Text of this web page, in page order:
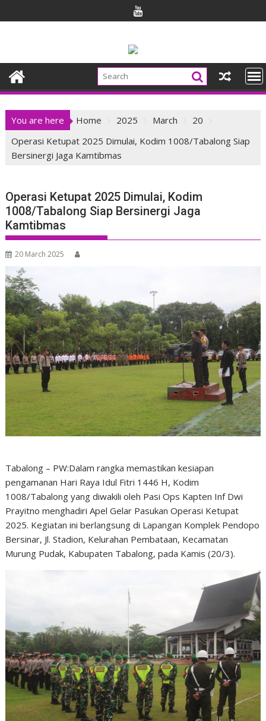
to
You are here Home 2025 March
20
Operasi Ketupat 2025 Dimulai, Kodim 1008/Tabalong Siap
Bersinergi Jaga Kamtibmas
Operasi Ketupat 2025 Dimulai, Kodim
1008/Tabalong Siap Bersinergi Jaga
Kamtibmas
20 March 2025
Tabalong – PW:Dalam rangka memastikan kesiapan
pengamanan Hari Raya Idul Fitri 1446 H, Kodim
1008/Tabalong yang diwakili oleh Pasi Ops Kapten Inf Dwi
Prayitno menghadiri Apel Gelar Pasukan Operasi Ketupat
2025. Kegiatan ini berlangsung di Lapangan Komplek Pendopo
Bersinar, Jl. Stadion, Kelurahan Pembataan, Kecamatan
Murung Pudak, Kabupaten Tabalong, pada Kamis (20/3).